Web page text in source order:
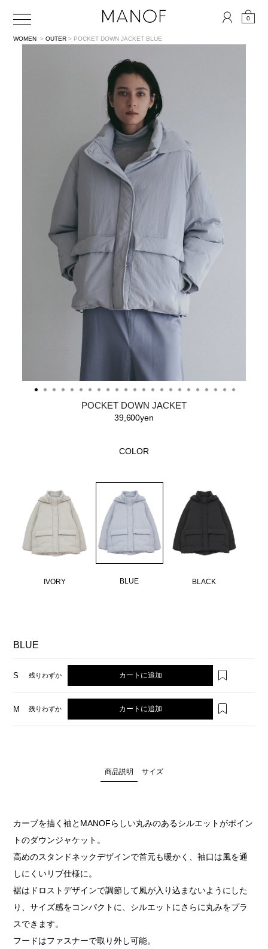
0
WOMEN >OUTER > POCKET DOWN JACKET BLUE
POCKET DOWN JACKET
39,600yen
COLOR
IVORY BLUE BLACK
BLUE
S 残りわずか カートに追加
M 残りわずか カートに追加
商品説明 サイズ
カーブを描く袖とMANOFらしい丸みのあるシルエットがポイン
トのダウンジャケット。
高めのスタンドネックデザインで首元も暖かく、袖口は風を通
しにくいリブ仕様に。
裾はドロストデザインで調節して風が入り込まないようにした
り、サイズ感をコンパクトに、シルエットにさらに丸みをプラ
スできます。
フードはファスナーで取り外し可能。